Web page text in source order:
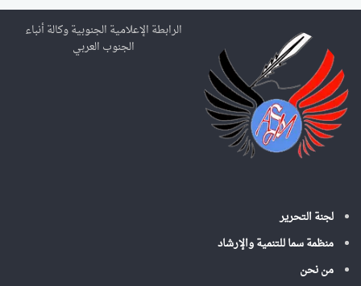
ث
ع
ن
الرابطة الإعلامية الجنوبية وكالة أنباء
الجنوب العربي
لجنة التحرير
منظمة سما للتنمية والإرشاد
من نحن